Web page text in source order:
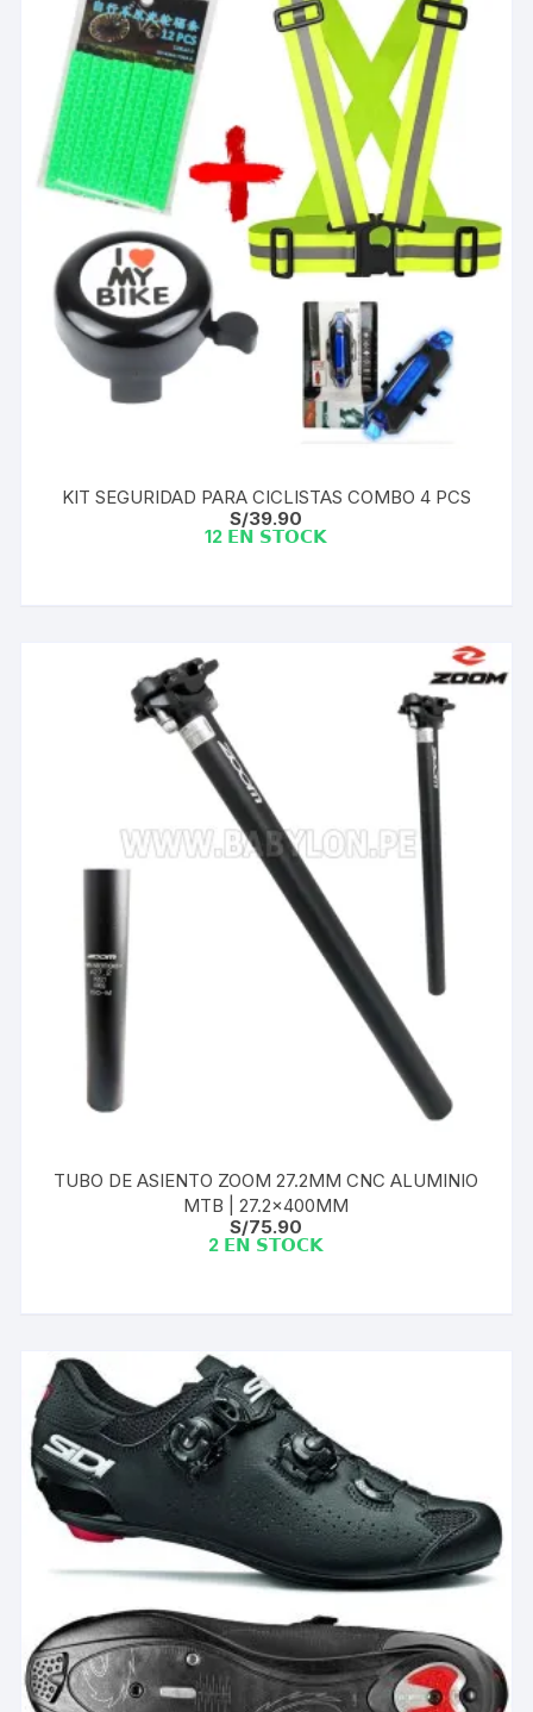
KIT SEGURIDAD PARA CICLISTAS COMBO 4 PCS
S/39.90
12 𝗘𝗡 𝗦𝗧𝗢𝗖𝗞
TUBO DE ASIENTO ZOOM 27.2MM CNC ALUMINIO
MTB | 27.2x400MM
S/75.90
2 𝗘𝗡 𝗦𝗧𝗢𝗖𝗞